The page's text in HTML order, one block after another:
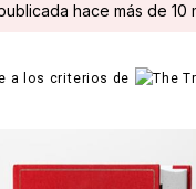
hace más de 10
a los criterios de